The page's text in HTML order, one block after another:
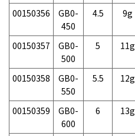
00150356
GB0-
450
4.5 9g
00150357
GB0-
500
5 11g
00150358
GB0-
550
5.5 12g
00150359
GB0-
600
6 13g